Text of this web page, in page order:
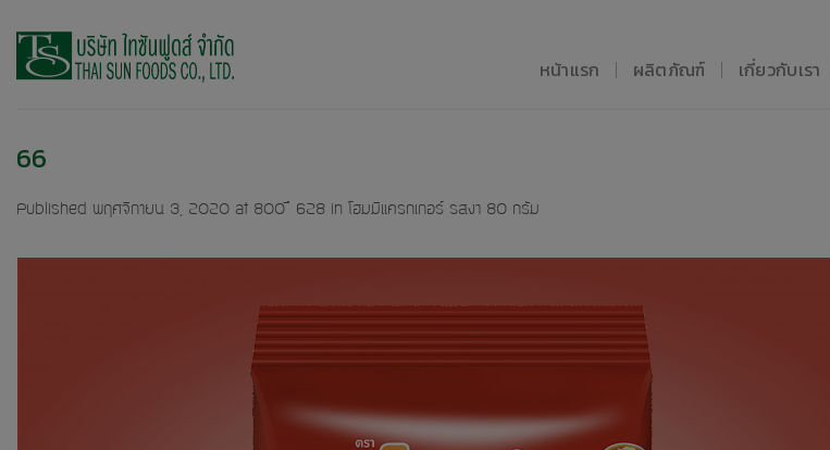
content
หน้าแรก ผลิตภัณฑ์ เกี่ยวกับเรา
66
Published พฤศจิกายน 3, 2020 at 800 × 628 in โฮมมีแครกเกอร์ รสงา 80 กรัม